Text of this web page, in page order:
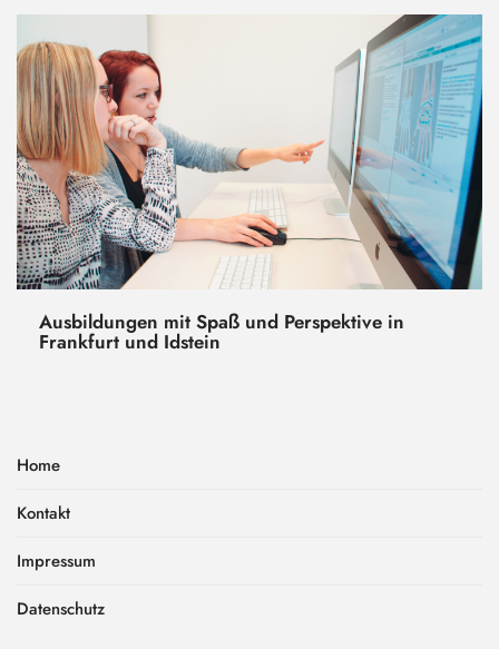
Ausbildungen mit Spaß und Perspektive in
Frankfurt und Idstein
Home
Kontakt
Impressum
Datenschutz